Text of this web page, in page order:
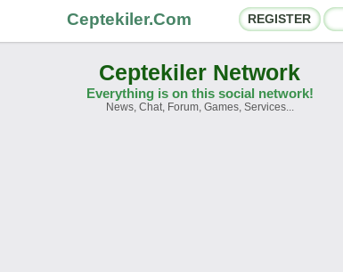
Ceptekiler.Com REGISTER
Social Shares
Ceptekiler Network
Everything is on this social network!
News, Chat, Forum, Games, Services...